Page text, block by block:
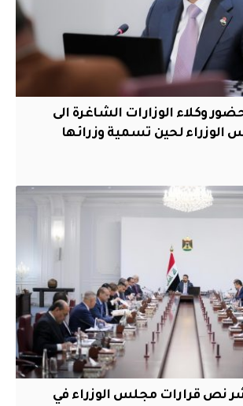
وكلاء الوزارات الشاغرة الى
لحين تسمية وزرائها
نص قرارات مجلس الوزراء في